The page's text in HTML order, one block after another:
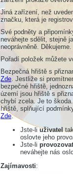
Jiná zařízení, než
značku, která je
Své podněty a
neváhejte sdělit, stejně
neoprávněně. Děkujeme.
Pořadí položek můžete
Bezpečná hřiště s
Zde. Jestliže si
bezpečné hřiště,
území jsou hřiště s
chybí zcela. Je to
hřiště, splňující
Zde.
Jste-liuživatel
oslovte jeho
Jste-li
neváhejte nás
Zajímavosti: